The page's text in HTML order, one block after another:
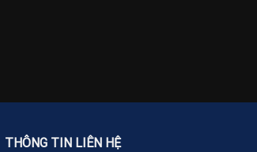
THÔNG TIN LIÊN HỆ